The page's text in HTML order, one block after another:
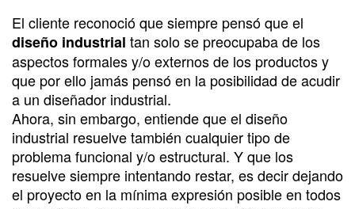
El cliente reconoció que siempre pensó que el
diseño industrial tan solo se preocupaba de los
aspectos formales y/o externos de los productos y
que por ello jamás pensó en la posibilidad de acudir
a un diseñador industrial.
Ahora, sin embargo, entiende que el diseño
industrial resuelve también cualquier tipo de
problema funcional y/o estructural. Y que los
resuelve siempre intentando restar, es decir dejando
el proyecto en la mínima expresión posible en todos